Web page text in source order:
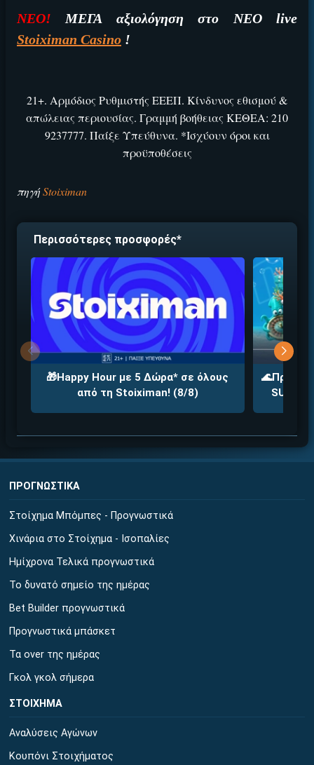
ΝΕΟ! ΜΕΓΑ αξιολόγηση στο ΝΕΟ live
Stoiximan Casino !
21+. Αρμόδιος Ρυθμιστής ΕΕΕΠ. Κίνδυνος εθισμού &
απώλειας περιουσίας. Γραμμή βοήθειας ΚΕΘΕΑ: 210
9237777. Παίξε Υπεύθυνα. *Ισχύουν όροι και
προϋποθέσεις
πηγήStoiximan
Περισσότερες προσφορές*
🎁Happy Hour με 5 Δώρα* σε όλους
από τη Stoiximan! (8/8)
ΠΡΟΓΝΩΣΤΙΚΑ
Στοίχημα Μπόμπες - Προγνωστικά
Χινάρια στο Στοίχημα - Ισοπαλίες
Ημίχρονα Τελικά προγνωστικά
Το δυνατό σημείο της ημέρας
Bet Builder προγνωστικά
Προγνωστικά μπάσκετ
Τα over της ημέρας
Γκολ γκολ σήμερα
ΣΤΟΙΧΗΜΑ
Αναλύσεις Αγώνων
Κουπόνι Στοιχήματος